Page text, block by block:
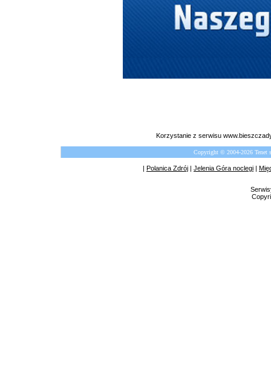
Korzystanie z serwisu
Copyright © 2004-2026
| Polanica Zdrój | Jelenia Góra noclegi |